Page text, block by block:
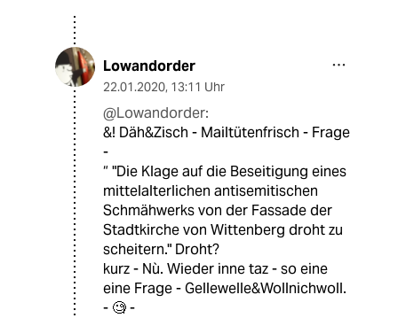
Lowandorder
22.01.2020, 13:11 Uhr
@Lowandorder:
&! Däh&Zisch - Mailtütenfrisch - Frage
-
“ "Die Klage auf die Beseitigung eines
mittelalterlichen antisemitischen
Schmähwerks von der Fassade der
Stadtkirche von Wittenberg droht zu
scheitern." Droht?
kurz - Nù. Wieder inne taz - so eine
eine Frage - Gellewelle&Wollnichwoll.
- 🧐 -